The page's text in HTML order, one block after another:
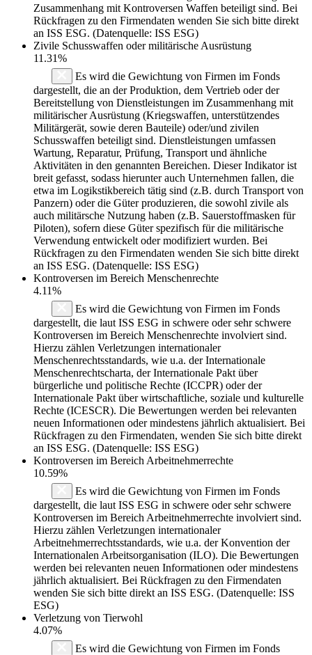
Zusammenhang mit Kontroversen Waffen beteiligt sind. Bei
Rückfragen zu den Firmendaten wenden Sie sich bitte direkt
an ISS ESG. (Datenquelle: ISS ESG)
Zivile Schusswaffen oder militärische Ausrüstung
11.31%
Es wird die Gewichtung von Firmen im Fonds
dargestellt, die an der Produktion, dem Vertrieb oder der
Bereitstellung von Dienstleistungen im Zusammenhang mit
militärischer Ausrüstung (Kriegswaffen, unterstützendes
Militärgerät, sowie deren Bauteile) oder/und zivilen
Schusswaffen beteiligt sind. Dienstleistungen umfassen
Wartung, Reparatur, Prüfung, Transport und ähnliche
Aktivitäten in den genannten Bereichen. Dieser Indikator ist
breit gefasst, sodass hierunter auch Unternehmen fallen, die
etwa im Logikstikbereich tätig sind (z.B. durch Transport von
Panzern) oder die Güter produzieren, die sowohl zivile als
auch militärsche Nutzung haben (z.B. Sauerstoffmasken für
Piloten), sofern diese Güter spezifisch für die militärische
Verwendung entwickelt oder modifiziert wurden. Bei
Rückfragen zu den Firmendaten wenden Sie sich bitte direkt
an ISS ESG. (Datenquelle: ISS ESG)
Kontroversen im Bereich Menschenrechte
4.11%
Es wird die Gewichtung von Firmen im Fonds
dargestellt, die laut ISS ESG in schwere oder sehr schwere
Kontroversen im Bereich Menschenrechte involviert sind.
Hierzu zählen Verletzungen internationaler
Menschenrechtsstandards, wie u.a. der Internationale
Menschenrechtscharta, der Internationale Pakt über
bürgerliche und politische Rechte (ICCPR) oder der
Internationale Pakt über wirtschaftliche, soziale und kulturelle
Rechte (ICESCR). Die Bewertungen werden bei relevanten
neuen Informationen oder mindestens jährlich aktualisiert. Bei
Rückfragen zu den Firmendaten, wenden Sie sich bitte direkt
an ISS ESG. (Datenquelle: ISS ESG)
Kontroversen im Bereich Arbeitnehmerrechte
10.59%
Es wird die Gewichtung von Firmen im Fonds
dargestellt, die laut ISS ESG in schwere oder sehr schwere
Kontroversen im Bereich Arbeitnehmerrechte involviert sind.
Hierzu zählen Verletzungen internationaler
Arbeitnehmerrechtsstandards, wie u.a. der Konvention der
Internationalen Arbeitsorganisation (ILO). Die Bewertungen
werden bei relevanten neuen Informationen oder mindestens
jährlich aktualisiert. Bei Rückfragen zu den Firmendaten
wenden Sie sich bitte direkt an ISS ESG. (Datenquelle: ISS
ESG)
Verletzung von Tierwohl
4.07%
Es wird die Gewichtung von Firmen im Fonds